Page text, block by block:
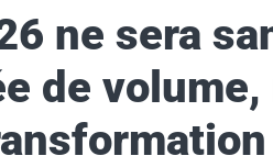
ne sera
de